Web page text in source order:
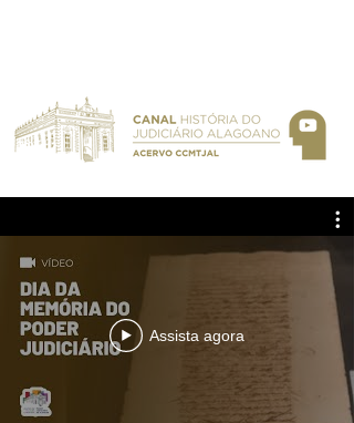
Assista agora